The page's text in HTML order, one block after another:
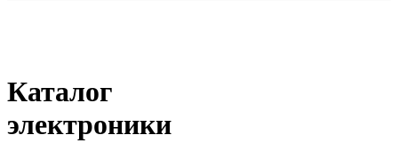
Каталог
электроники